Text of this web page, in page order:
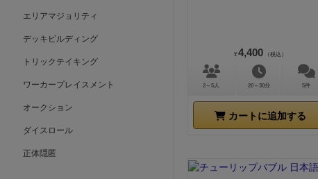
¥ 4,400 （税込）
2～5人 20～30分 5件
カートに追加する
エリアマジョリティ
デッキビルディング
トリックテイキング
ワーカープレイスメント
オークション
ダイスロール
正体隠匿